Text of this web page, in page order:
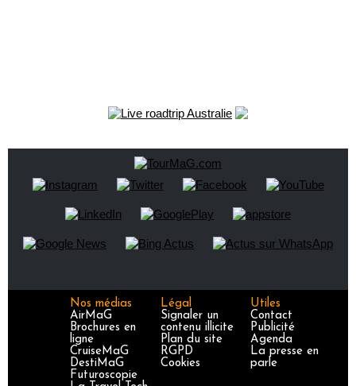
Nos médias
AirMaG
Brochures en
ligne
CruiseMaG
DestiMaG
Futuroscopie
Légal
Signaler un
contenu illicite
Plan du site
RGPD
Cookies
Utiles
Contact
Publicité
Agenda
La presse en
parle